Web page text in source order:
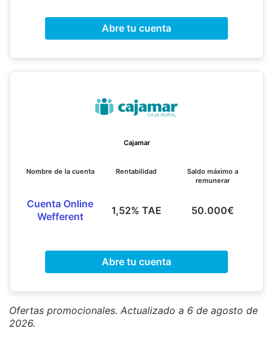
Abre tu cuenta
Cajamar
Nombre de la cuenta
Cuenta Online
Wefferent
Rentabilidad
1,52% TAE
Saldo máximo a
remunerar
50.000€
Abre tu cuenta
Ofertas promocionales. Actualizado a 6 de agosto de
2026.